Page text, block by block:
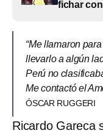
fichar
“Me llamaron
llevarlo a algún
Perú no
Me contactó el
ÓSCAR RUGGERI
Ricardo Gareca